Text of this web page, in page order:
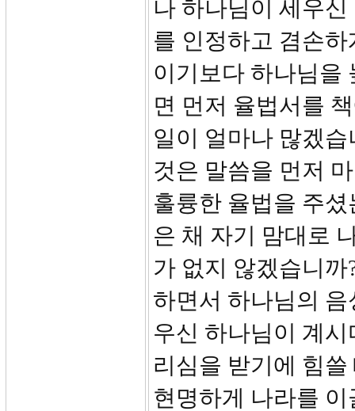
나 하나님이 세우
를 인정하고 겸손
이기보다 하나님을
면 먼저 율법서를
일이 얼마나 많겠
것은 말씀을 먼저
훌륭한 율법을 주
은 채 자기 맘대로
가 없지 않겠습니
하면서 하나님의
우신 하나님이 계
리심을 받기에 힘
현명하게 나라를